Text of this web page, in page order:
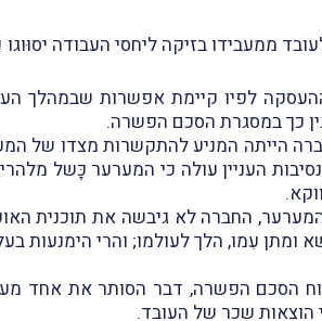
ממעבידו בזיקה ליחסי העבודה
ההעסקה לפיו קיימת אפשרות שבמהלך
כך במסגרת הסכם הפשרה.
הייתה המניע להתקשרות מצדו של
העניין עולה כי המערער כָּשל
החברה לא גיבשה את תוכנית
עִמו, הלך לעולמו; והרי הימנעות
הסכם הפשרה, דבר הסותר את אחד